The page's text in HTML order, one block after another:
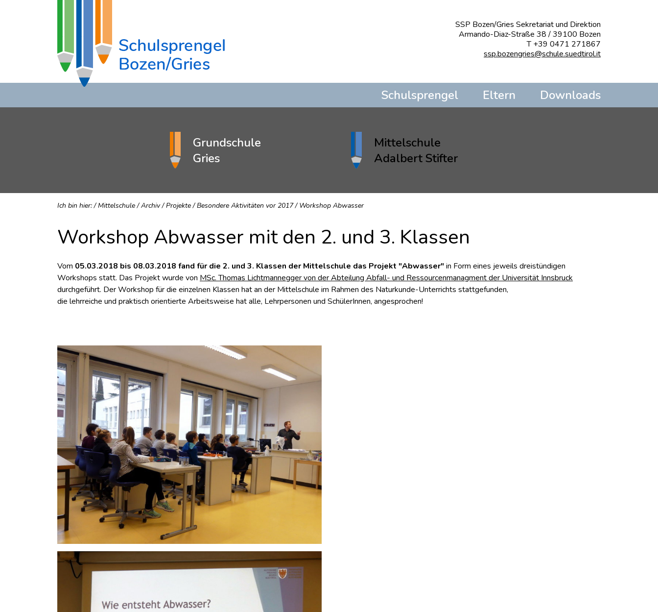
SSP Bozen/Gries Sekretariat und Direktion
Armando-Diaz-Straße 38 / 39100 Bozen
T +39 0471 271867
ssp.bozengries@schule.suedtirol.it
Schulsprengel Eltern Downloads
Grundschule
Gries
Mittelschule
Adalbert Stifter
Ich bin hier:/Mittelschule/Archiv/Projekte/Besondere Aktivitäten vor 2017/ Workshop Abwasser
Workshop Abwasser mit den 2. und 3. Klassen
Vom 05.03.2018 bis 08.03.2018 fand für die 2. und 3. Klassen der Mittelschule das Projekt "Abwasser"in Form eines jeweils dreistündigen
Workshops statt. Das Projekt wurde von MSc. Thomas Lichtmannegger von der Abteilung Abfall- und Ressourcenmanagment der Universität Innsbruck
durchgeführt. Der Workshop für die einzelnen Klassen hat an der Mittelschule im Rahmen des Naturkunde-Unterrichts stattgefunden,
die lehrreiche und praktisch orientierte Arbeitsweise hat alle, Lehrpersonen und SchülerInnen, angesprochen!